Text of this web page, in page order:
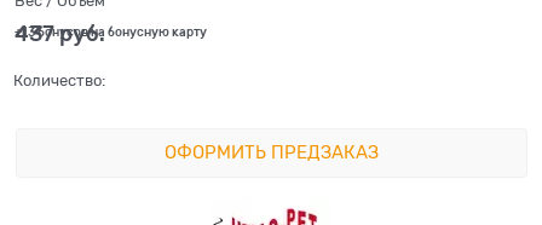
437 руб.
+13 бонусов на бонусную карту
Количество:
ОФОРМИТЬ ПРЕДЗАКАЗ